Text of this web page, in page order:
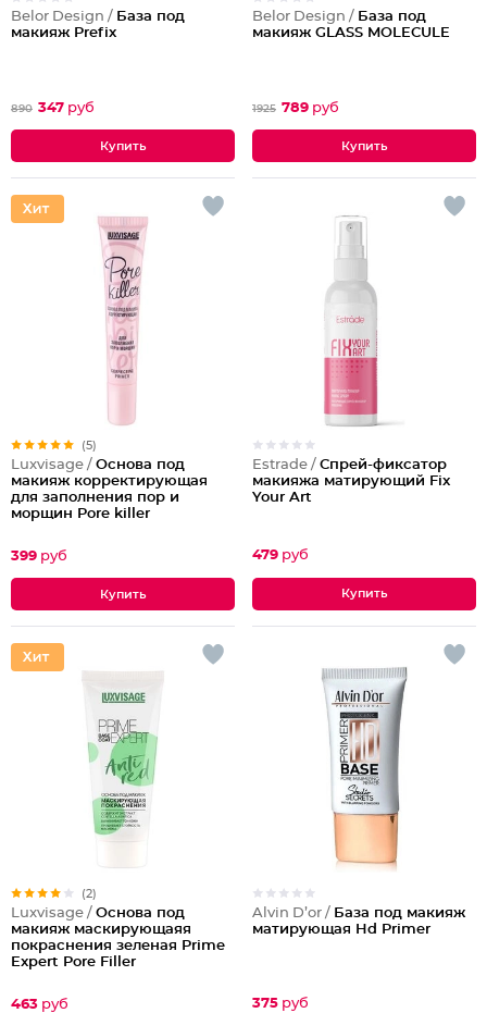
Belor Design / База под
макияж Prefix
890 347 руб
Belor Design / База под
макияж GLASS MOLECULE
1925 789 руб
(5)
Luxvisage / Основа под
макияж корректирующая
для заполнения пор и
морщин Pore killer
399 руб
Estrade / Спрей-фиксатор
макияжа матирующий Fix
Your Art
479 руб
(2)
Luxvisage / Основа под
макияж маскирующаяя
покраснения зеленая Prime
Expert Pore Filler
463 руб
Alvin D’or / База под макияж
матирующая Hd Primer
375 руб